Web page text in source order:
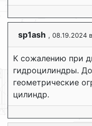
sp1ash , 08.19.2024
К сожалению при
гидроцилиндры.
геометрические
цилиндр.